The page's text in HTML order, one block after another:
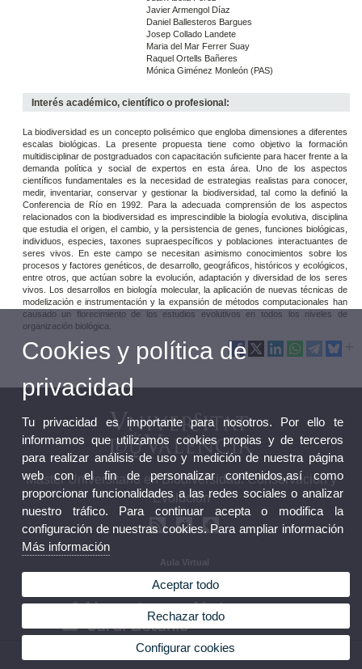
Javier Armengol Díaz
Daniel Ballesteros Bargues
Josep Collado Landete
Maria del Mar Ferrer Suay
Raquel Ortells Bañeres
Mónica Giménez Monleón (PAS)
Interés académico, científico o profesional:
La biodiversidad es un concepto polisémico que engloba dimensiones a diferentes
escalas biológicas. La presente propuesta tiene como objetivo la formación
multidisciplinar de postgraduados con capacitación suficiente para hacer frente a la
demanda política y social de expertos en esta área. Uno de los aspectos
científicos fundamentales es la necesidad de estrategias realistas para conocer,
medir, inventariar, conservar y gestionar la biodiversidad, tal como la definió la
Conferencia de Río en 1992. Para la adecuada comprensión de los aspectos
relacionados con la biodiversidad es imprescindible la biología evolutiva, disciplina
que estudia el origen, el cambio, y la persistencia de genes, funciones biológicas,
individuos, especies, taxones supraespecíficos y poblaciones interactuantes de
seres vivos. En este campo se necesitan asimismo conocimientos sobre los
procesos y factores genéticos, de desarrollo, geográficos, históricos y ecológicos,
entre otros, que actúan sobre la evolución, adaptación y diversidad de los seres
vivos. Los desarrollos en biología molecular, la aplicación de nuevas técnicas de
modelización e instrumentación y la expansión de métodos computacionales han
causado un florecimiento de los estudios evolutivos en todos los niveles de
organización biológica.
Máster Universitario en Biodiversidad: Conservación y
Evolución
Aula Virtual
Calendario y horarios
© 2026 UV. - Av. Vicent Andrés Estellés, 19, 46100 Burjassot Tel 963544373
Cookies y política de
privacidad
Tu privacidad es importante para nosotros. Por ello te
informamos que utilizamos cookies propias y de terceros
para realizar análisis de uso y medición de nuestra página
web con el fin de personalizar contenidos,así como
proporcionar funcionalidades a las redes sociales o analizar
nuestro tráfico. Para continuar acepta o modifica la
configuración de nuestras cookies. Para ampliar información
Más información
Aceptar todo
Rechazar todo
Configurar cookies